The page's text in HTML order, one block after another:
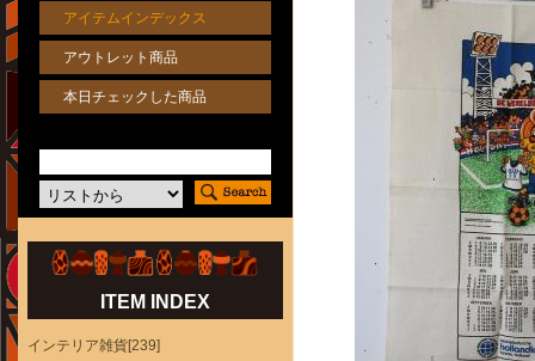
アイテムインデックス
アウトレット商品
本日チェックした商品
ITEM INDEX
インテリア雑貨[239]